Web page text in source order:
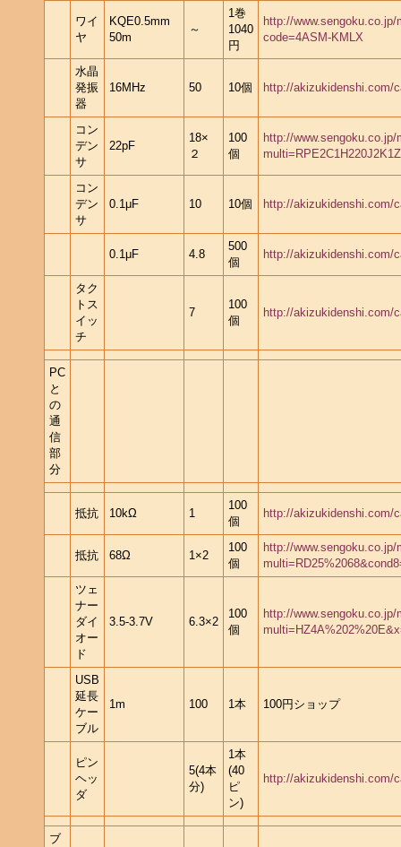
ワイ
ヤ
KQE0.5mm
50m
～
1巻
1040
円
http://
code=4ASM-KMLX
水晶
発振
器
16MHz 50 10個 http://akizukidenshi.com/
コン
デン
サ
22pF
18×
２
100
個
http://
コン
デン
サ
0.1μF 10 10個 http://akizukidenshi.com/
0.1μF 4.8
500
個
http://akizukidenshi.com/
タク
トス
イッ
チ
7
100
個
http://akizukidenshi.com/
PC
と
の
通
信
部
分
抵抗 10kΩ 1
100
個
http://akizukidenshi.com/
抵抗 68Ω 1×2
100
個
http://
ツェ
ナー
ダイ
オー
ド
3.5-3.7V 6.3×2
100
個
http://
USB
延長
ケー
ブル
1m 100 1本 100円ショップ
ピン
ヘッ
ダ
5(4本
分)
1本
(40
ピ
ン)
http://akizukidenshi.com/
ブ